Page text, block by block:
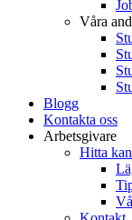
Våra
Blogg
Kontakta oss
Arbetsgivare
Hitta